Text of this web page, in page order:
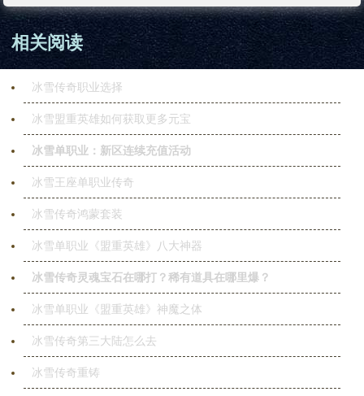
相关阅读
冰雪传奇职业选择
冰雪盟重英雄如何获取更多元宝
冰雪单职业：新区连续充值活动
冰雪王座单职业传奇
冰雪传奇鸿蒙套装
冰雪单职业《盟重英雄》八大神器
冰雪传奇灵魂宝石在哪打？稀有道具在哪里爆？
冰雪单职业《盟重英雄》神魔之体
冰雪传奇第三大陆怎么去
冰雪传奇重铸